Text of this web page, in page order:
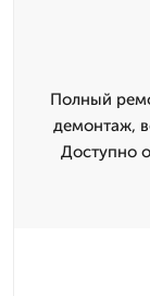
Полный
демонтаж,
Доступно